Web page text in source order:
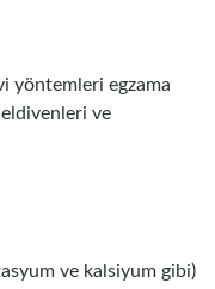
yöntemleri egzama
ve
ve kalsiyum gibi)